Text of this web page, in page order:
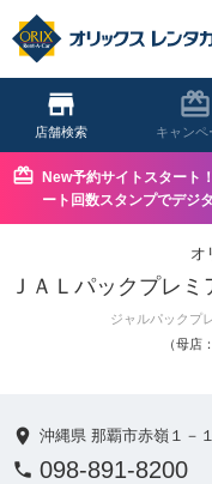
店舗 キャンペ
New予約サイトスタート
ート回数スタンプでデジ
オ
ＪＡＬパックプレ
ジャルパックプ
（母店
沖縄県 那覇市赤嶺１－
098-891-8200